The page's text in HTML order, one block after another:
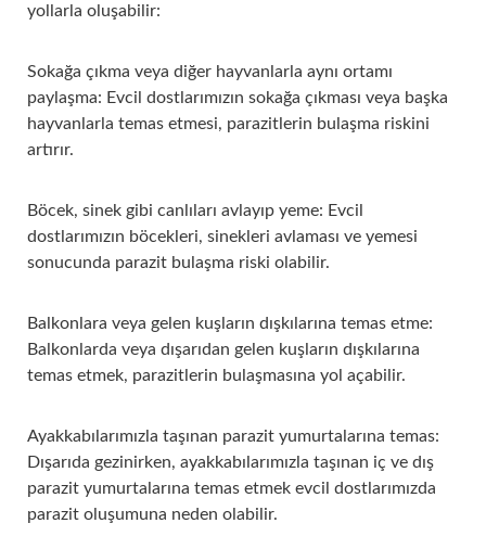
yollarla oluşabilir:
Sokağa çıkma veya diğer hayvanlarla aynı ortamı
paylaşma: Evcil dostlarımızın sokağa çıkması veya başka
hayvanlarla temas etmesi, parazitlerin bulaşma riskini
artırır.
Böcek, sinek gibi canlıları avlayıp yeme: Evcil
dostlarımızın böcekleri, sinekleri avlaması ve yemesi
sonucunda parazit bulaşma riski olabilir.
Balkonlara veya gelen kuşların dışkılarına temas etme:
Balkonlarda veya dışarıdan gelen kuşların dışkılarına
temas etmek, parazitlerin bulaşmasına yol açabilir.
Ayakkabılarımızla taşınan parazit yumurtalarına temas:
Dışarıda gezinirken, ayakkabılarımızla taşınan iç ve dış
parazit yumurtalarına temas etmek evcil dostlarımızda
parazit oluşumuna neden olabilir.